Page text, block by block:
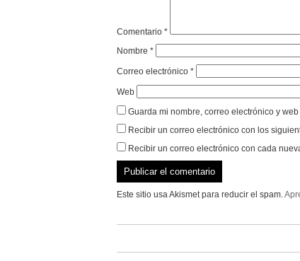
Comentario *
Nombre *
Correo electrónico *
Web
Guarda mi nombre, correo electrónico y
Recibir un correo electrónico con los
Recibir un correo electrónico con cada
Este sitio usa Akismet para reducir el spam.